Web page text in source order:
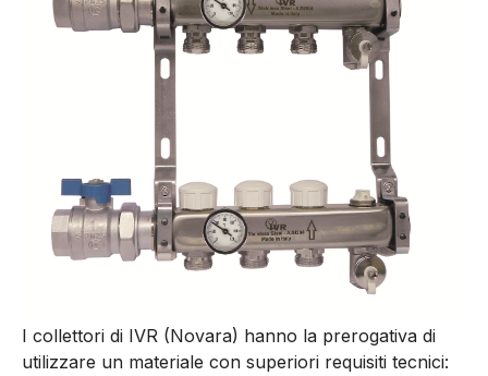
I collettori di IVR (Novara) hanno la prerogativa di
utilizzare un materiale con superiori requisiti tecnici: